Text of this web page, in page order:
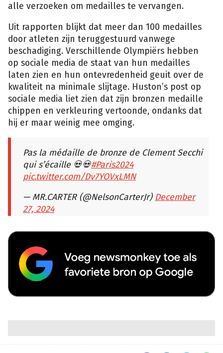
alle verzoeken om medailles te vervangen.
Uit rapporten blijkt dat meer dan 100 medailles
door atleten zijn teruggestuurd vanwege
beschadiging. Verschillende Olympiërs hebben
op sociale media de staat van hun medailles
laten zien en hun ontevredenheid geuit over de
kwaliteit na minimale slijtage. Huston’s post op
sociale media liet zien dat zijn bronzen medaille
chippen en verkleuring vertoonde, ondanks dat
hij er maar weinig mee omging.
Pas la médaille de bronze de Clement Secchi
qui s’écaille 💀💀#Paris2024
pic.twitter.com/Dv7YOVxLMN
— MR.CARTER (@NelsonCarterJr) December
27, 2024